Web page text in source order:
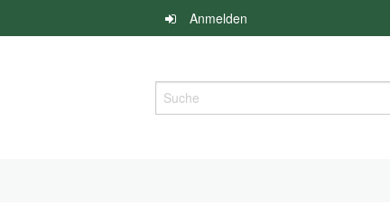
Anmelden
Suche